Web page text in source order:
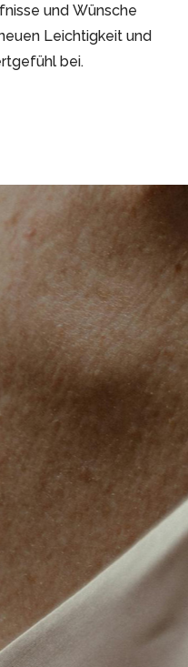
und Wünsche
Leichtigkeit und
bei.